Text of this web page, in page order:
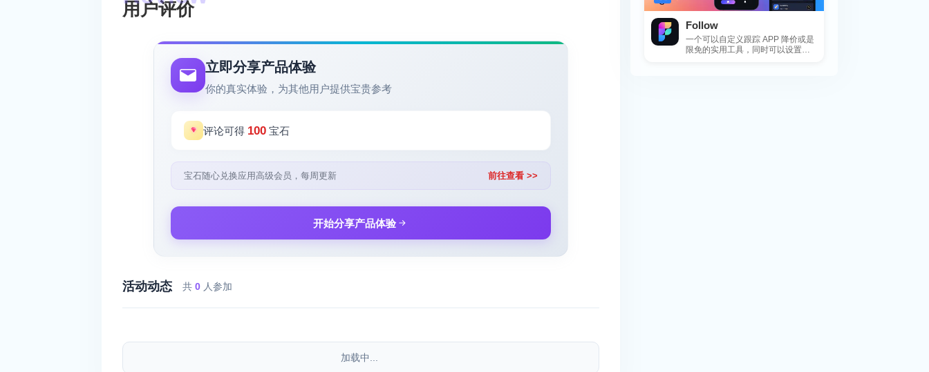
用户评价
立即分享产品体验
你的真实体验，为其他用户提供宝贵参考
评论可得 100 宝石
宝石随心兑换应用高级会员，每周更新 前往查看 >>
开始分享产品体验
活动动态 共 0 人参加
加载中...
Follow
一个可以自定义跟踪 APP 降价或是
限免的实用工具，同时可以设置包